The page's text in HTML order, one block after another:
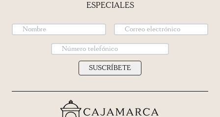
ESPECIALES
SUSCRÍBETE